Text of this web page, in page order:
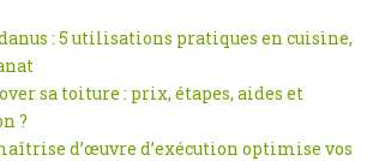
: 5 utilisations pratiques en cuisine,
sa toiture : prix, étapes, aides et
?
d’œuvre d’exécution optimise vos